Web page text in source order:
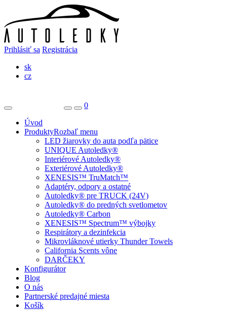
Prihlásiť sa Registrácia
sk
cz
0
Úvod
ProduktyRozbaľ menu
LED žiarovky do auta podľa pätice
UNIQUE Autoledky®
Interiérové Autoledky®
Exteriérové Autoledky®
XENESIS™ TruMatch™
Adaptéry, odpory a ostatné
Autoledky® pre TRUCK (24V)
Autoledky® do predných svetlometov
Autoledky® Carbon
XENESIS™ Spectrum™ výbojky
Respirátory a dezinfekcia
Mikrovláknové utierky Thunder Towels
California Scents vône
DARČEKY
Konfigurátor
Blog
O nás
Partnerské predajné miesta
Košík